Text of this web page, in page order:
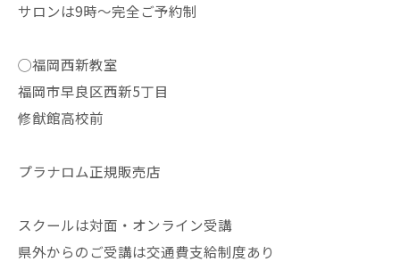
サロンは9時〜完全ご予約制
◯福岡西新教室
福岡市早良区西新5丁目
修猷館高校前
プラナロム正規販売店
スクールは対面・オンライン受講
県外からのご受講は交通費支給制度あり